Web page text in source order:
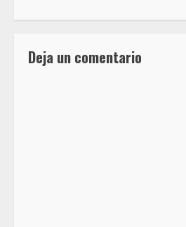
Deja un comentario